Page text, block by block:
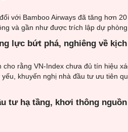
với Bamboo Airways đã tăng hơn
và gần như được trích lập dự phòng
lực bứt phá, nghiêng về
cho rằng VN-Index chưa đủ tín hiệu
khuyến nghị nhà đầu tư ưu tiên
tư hạ tầng, khơi thông